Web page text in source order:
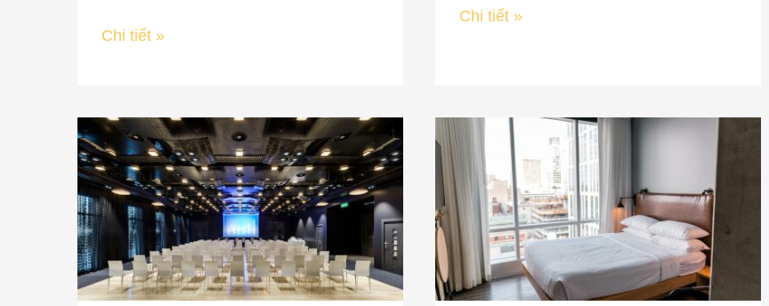
Chi tiết »
Chi tiết »
Khách
sạn
3
sao
Quảng
Ngãi
có
phòng
Hotel
Khách
sạn
view
đẹp